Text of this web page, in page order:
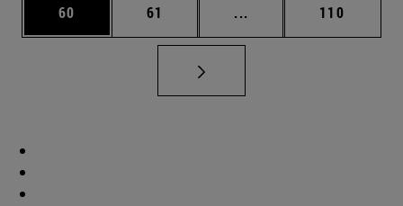
Página
60 Página
61 ... Páginas intermedias
Página
110